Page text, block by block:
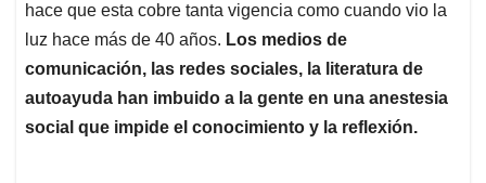
hace que esta cobre tanta vigencia como cuando vio la
luz hace más de 40 años. Los medios de
comunicación, las redes sociales, la literatura de
autoayuda han imbuido a la gente en una anestesia
social que impide el conocimiento y la reflexión.